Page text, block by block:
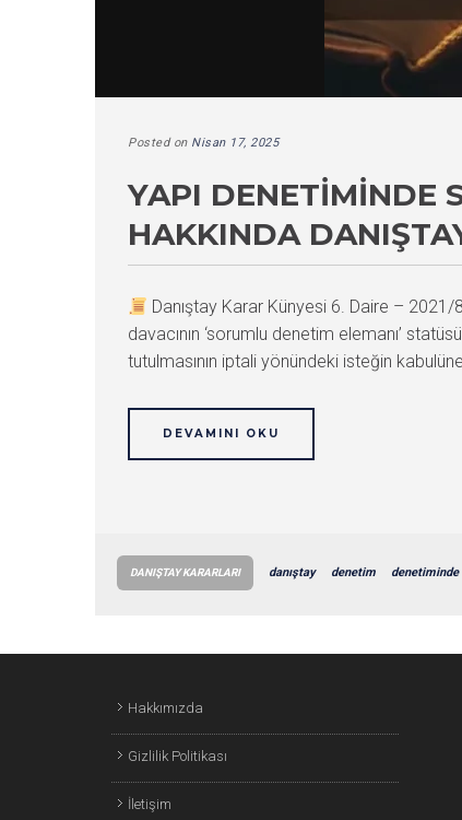
Posted on Nisan 17, 2025
YAPI DENETIMINDE
HAKKINDA
Danıştay Karar Künyesi 6. Daire –
davacının ‘sorumlu denetim elemanı’
tutulmasının iptali yönündeki isteğin
DEVAMINI OKU
DANIŞTAY KARARLARI danıştay denetim denetiminde
Hakkımızda
Gizlilik Politikası
İletişim